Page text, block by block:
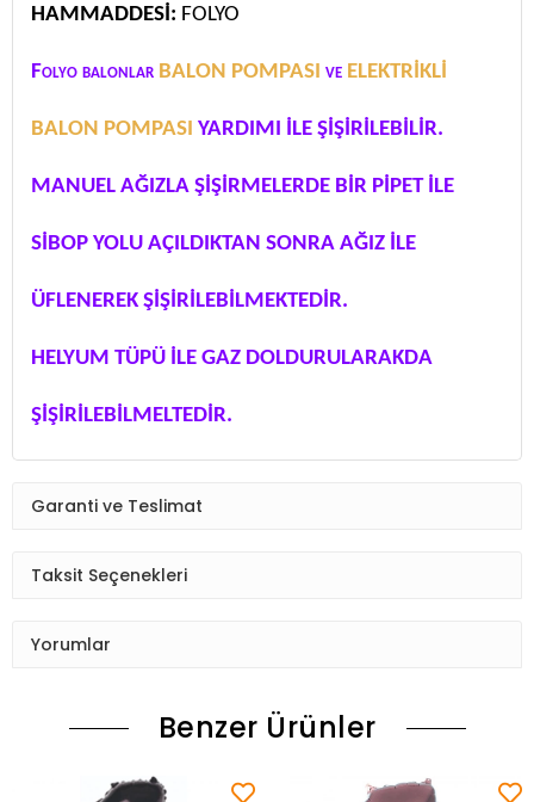
HAMMADDESİ: FOLYO
Folyo balonlar BALON POMPASI ve ELEKTRİKLİ
BALON POMPASI YARDIMI İLE ŞİŞİRİLEBİLİR.
MANUEL AĞIZLA ŞİŞİRMELERDE BİR PİPET İLE
SİBOP YOLU AÇILDIKTAN SONRA AĞIZ İLE
ÜFLENEREK ŞİŞİRİLEBİLMEKTEDİR.
HELYUM TÜPÜ İLE GAZ DOLDURULARAKDA
ŞİŞİRİLEBİLMELTEDİR.
Garanti ve Teslimat
Taksit Seçenekleri
Yorumlar
Benzer Ürünler